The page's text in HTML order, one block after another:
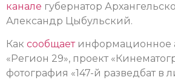
канале губернатор
Александр Цыбульский.
Как сообщаетинформационное
«Регион 29», проект
фотография «147-й разведбат в